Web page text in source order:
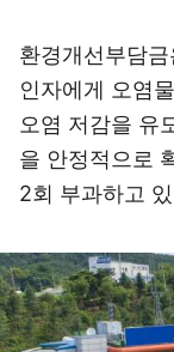
환경개선부담
인자에게 오염
오염 저감을 유
을 안정적으로
2회 부과하고